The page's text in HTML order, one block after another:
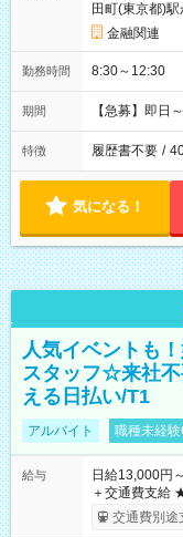
田町(東京都)
金融関連
勤務時間 8:30～12:30
期間 【急募】即
特徴 履歴書不要 /
気になる！
人気イベントも
スタッフ☆来社不
える日払い/T1
アルバイト 職種未経験
給与
日給13,000円～
＋交通費支給 ★交通費全額支給！ ┗案件により規定あり ★日払
いOK！（規
ンビニATMから 日
交通費別途